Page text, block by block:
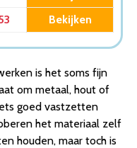
bankschroef 360
Bekijken
is het soms fijn
om metaal, hout of
goed vastzetten
het materiaal zelf
houden, maar toch is